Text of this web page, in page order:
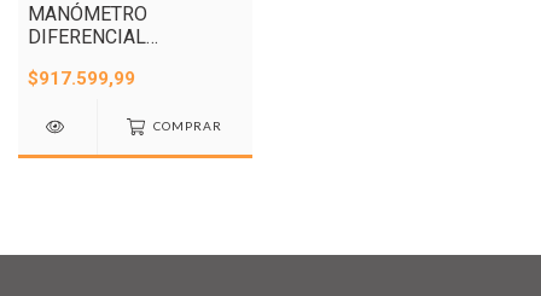
MANÓMETRO
DIFERENCIAL
$917.599,99
COMPRAR